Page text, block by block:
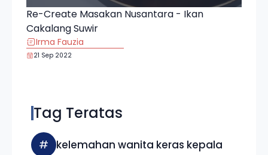
Re-Create Masakan Nusantara - Ikan
Cakalang Suwir
Irma Fauzia
21 Sep 2022
Tag Teratas
# kelemahan wanita keras kepala